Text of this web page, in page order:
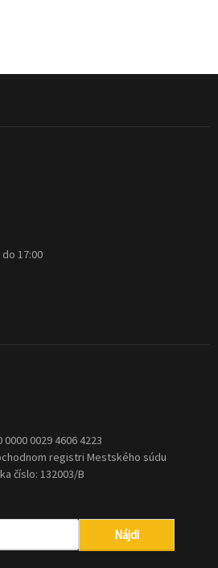
17:00
0000 0029 4606 4223
registri Mestského súdu
číslo: 132003/B